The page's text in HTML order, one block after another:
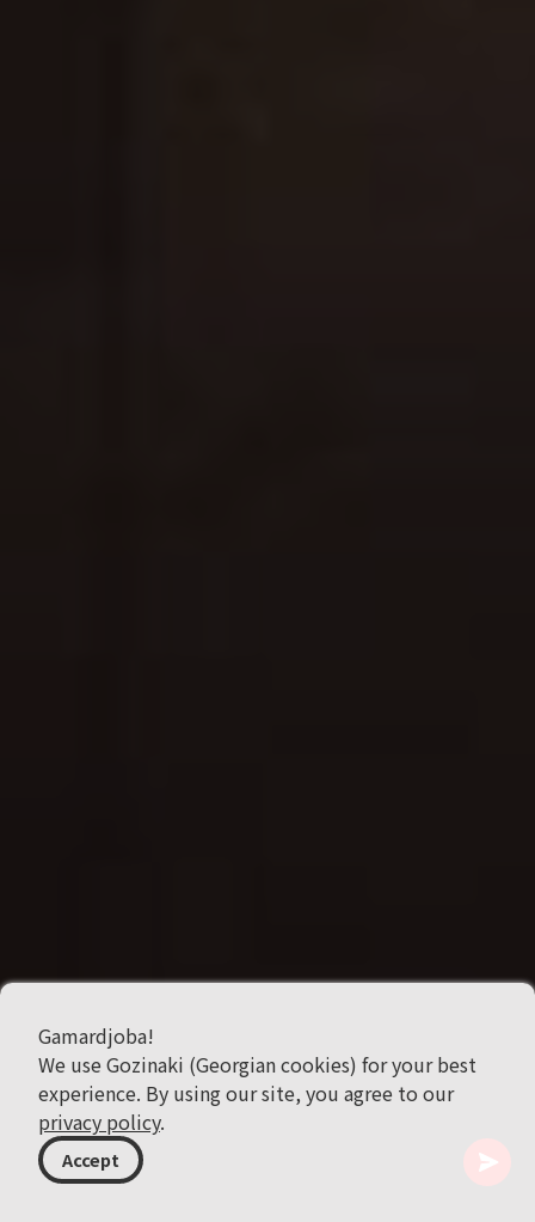
Gamardjoba!
We use Gozinaki (Georgian cookies) for your best
experience. By using our site, you agree to our
privacy policy.
Accept